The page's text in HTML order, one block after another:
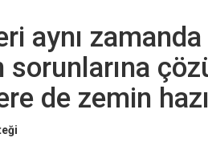
aynı
sorunlarına
de zemin